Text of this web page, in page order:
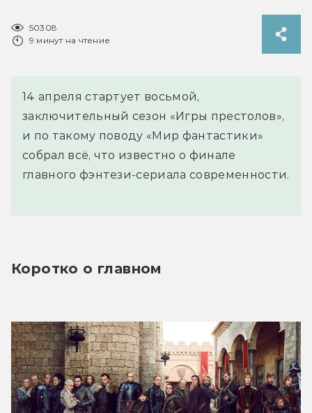
50308
9 минут на чтение
14 апреля стартует восьмой,
заключительный сезон «Игры престолов»,
и по такому поводу «Мир фантастики»
собрал всё, что известно о финале
главного фэнтези-сериала современности.
Коротко о главном